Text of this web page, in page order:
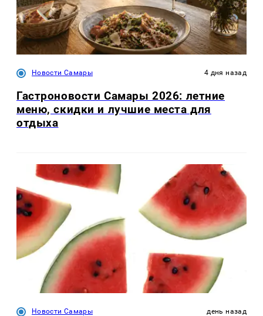
Новости Самары 4 дня назад
Гастроновости Самары 2026: летние
меню, скидки и лучшие места для
отдыха
Новости Самары день назад